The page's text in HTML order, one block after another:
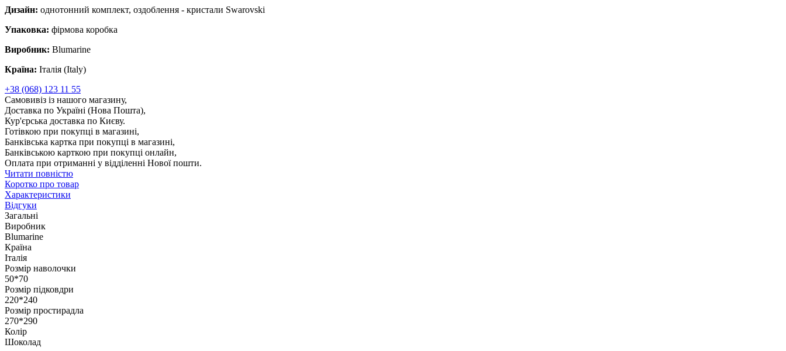
Дизайн: однотонний комплект, оздоблення - кристали Swarovski
Упаковка: фірмова коробка
Виробник: Blumarine
Країна: Італія (Italy)
+38 (068) 123 11 55
Самовивіз із нашого магазину,
Доставка по Україні (Нова Пошта),
Кур'єрська доставка по Києву.
Готівкою при покупці в магазині,
Банківська картка при покупці в магазині,
Банківською карткою при покупці онлайн,
Оплата при отриманні у відділенні Нової пошти.
Читати повністю
Коротко про товар
Характеристики
Відгуки
Загальні
Виробник
Blumarine
Країна
Італія
Розмір наволочки
50*70
Розмір підковдри
220*240
Розмір простирадла
270*290
Колір
Шоколад